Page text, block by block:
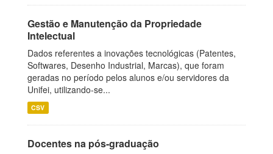
Gestão e Manutenção da Propriedade
Intelectual
Dados referentes a inovações tecnológicas (Patentes,
Softwares, Desenho Industrial, Marcas), que foram
geradas no período pelos alunos e/ou servidores da
Unifei, utilizando-se...
CSV
Docentes na pós-graduação